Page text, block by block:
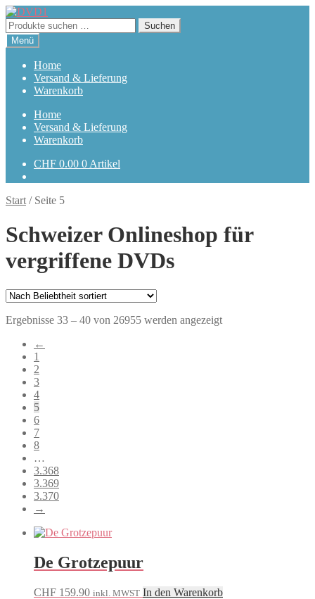
Zur
Navigation
springen
Zum
Inhalt
springen
Suchen
nach:
Suchen
Menü
Home
Versand & Lieferung
Warenkorb
Home
Versand & Lieferung
Warenkorb
CHF 0.00 0 Artikel
Start / Seite 5
Schweizer Onlineshop für
vergriffene DVDs
Ergebnisse 33 – 40 von 26955 werden angezeigtNach
←
1
2
3
4
5
6
7
8
…
3.368
3.369
3.370
→
De Grotzepuur
CHF 159.90 inkl. MWST In den Warenkorb